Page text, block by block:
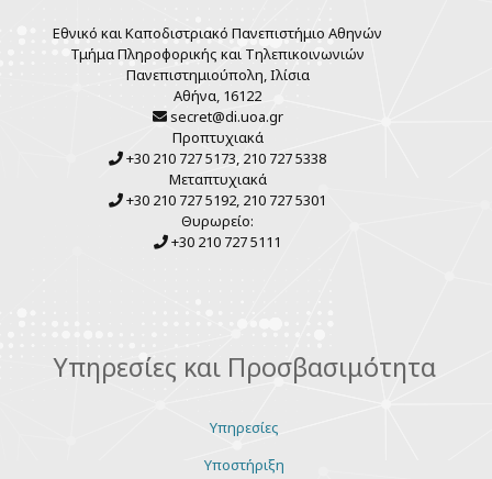
Εθνικό και Καποδιστριακό Πανεπιστήμιο Αθηνών
Τμήμα Πληροφορικής και Τηλεπικοινωνιών
Πανεπιστημιούπολη, Ιλίσια
Αθήνα, 16122
secret@di.uoa.gr
Προπτυχιακά
+30 210 727 5173, 210 727 5338
Μεταπτυχιακά
+30 210 727 5192, 210 727 5301
Θυρωρείο:
+30 210 727 5111
Υπηρεσίες και Προσβασιμότητα
Υπηρεσίες
Υποστήριξη